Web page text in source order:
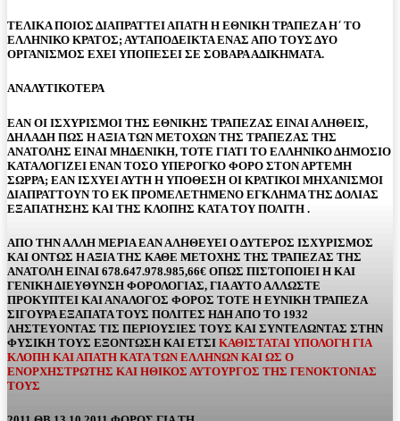
ΤΕΛΙΚΑ ΠΟΙΟΣ ΔΙΑΠΡΑΤΤΕΙ ΑΠΑΤΗ Η ΕΘΝΙΚΗ ΤΡΑΠΕΖΑ Η΄ ΤΟ
ΕΛΛΗΝΙΚΟ ΚΡΑΤΟΣ; ΑΥΤΑΠΟΔΕΙΚΤΑ ΕΝΑΣ ΑΠΟ ΤΟΥΣ ΔΥΟ
ΟΡΓΑΝΙΣΜΟΣ ΕΧΕΙ ΥΠΟΠΕΣΕΙ ΣΕ ΣΟΒΑΡΑ ΑΔΙΚΗΜΑΤΑ.
ΑΝΑΛΥΤΙΚΟΤΕΡΑ
ΕΑΝ ΟΙ ΙΣΧΥΡΙΣΜΟΙ ΤΗΣ ΕΘΝΙΚΗΣ ΤΡΑΠΕΖΑΣ ΕΙΝΑΙ ΑΛΗΘΕΙΣ,
ΔΗΛΑΔΗ ΠΩΣ Η ΑΞΙΑ ΤΩΝ ΜΕΤΟΧΩΝ ΤΗΣ ΤΡΑΠΕΖΑΣ ΤΗΣ
ΑΝΑΤΟΛΗΣ ΕΙΝΑΙ ΜΗΔΕΝΙΚΗ, ΤΟΤΕ ΓΙΑΤΙ ΤΟ ΕΛΛΗΝΙΚΟ ΔΗΜΟΣΙΟ
ΚΑΤΑΛΟΓΙΖΕΙ ΕΝΑΝ ΤΟΣΟ ΥΠΕΡΟΓΚΟ ΦΟΡΟ ΣΤΟΝ ΑΡΤΕΜΗ
ΣΩΡΡΑ; ΕΑΝ ΙΣΧΥΕΙ ΑΥΤΗ Η ΥΠΟΘΕΣΗ ΟΙ ΚΡΑΤΙΚΟΙ ΜΗΧΑΝΙΣΜΟΙ
ΔΙΑΠΡΑΤΤΟΥΝ ΤΟ ΕΚ ΠΡΟΜΕΛΕΤΗΜΕΝΟ ΕΓΚΛΗΜΑ ΤΗΣ ΔΟΛΙΑΣ
ΕΞΑΠΑΤΗΣΗΣ ΚΑΙ ΤΗΣ ΚΛΟΠΗΣ ΚΑΤΑ ΤΟΥ ΠΟΛΙΤΗ .
ΑΠΟ ΤΗΝ ΑΛΛΗ ΜΕΡΙΑ ΕΑΝ ΑΛΗΘΕΥΕΙ Ο ΔΥΤΕΡΟΣ ΙΣΧΥΡΙΣΜΟΣ
ΚΑΙ ΟΝΤΩΣ Η ΑΞΙΑ ΤΗΣ ΚΑΘΕ ΜΕΤΟΧΗΣ ΤΗΣ ΤΡΑΠΕΖΑΣ ΤΗΣ
ΑΝΑΤΟΛΗ ΕΙΝΑΙ 678.647.978.985,66€ ΟΠΩΣ ΠΙΣΤΟΠΟΙΕΙ Η ΚΑΙ
ΓΕΝΙΚΗ ΔΙΕΥΘΥΝΣΗ ΦΟΡΟΛΟΓΙΑΣ, ΓΙΑ ΑΥΤΟ ΑΛΛΩΣΤΕ
ΠΡΟΚΥΠΤΕΙ ΚΑΙ ΑΝΑΛΟΓΟΣ ΦΟΡΟΣ ΤΟΤΕ Η ΕΥΝΙΚΗ ΤΡΑΠΕΖΑ
ΣΙΓΟΥΡΑ ΕΞΑΠΑΤΑ ΤΟΥΣ ΠΟΛΙΤΕΣ ΗΔΗ ΑΠΟ ΤΟ 1932
ΛΗΣΤΕΥΟΝΤΑΣ ΤΙΣ ΠΕΡΙΟΥΣΙΕΣ ΤΟΥΣ ΚΑΙ ΣΥΝΤΕΛΩΝΤΑΣ ΣΤΗΝ
ΦΥΣΙΚΗ ΤΟΥΣ ΕΞΟΝΤΩΣΗ ΚΑΙ ΕΤΣΙ ΚΑΘΙΣΤΑΤΑΙ ΥΠΟΛΟΓΗ ΓΙΑ
ΚΛΟΠΗ ΚΑΙ ΑΠΑΤΗ ΚΑΤΑ ΤΩΝ ΕΛΛΗΝΩΝ ΚΑΙ ΩΣ Ο
ΕΝΟΡΧΗΣΤΡΩΤΗΣ ΚΑΙ ΗΘΙΚΟΣ ΑΥΤΟΥΡΓΟΣ ΤΗΣ ΓΕΝΟΚΤΟΝΙΑΣ
ΤΟΥΣ